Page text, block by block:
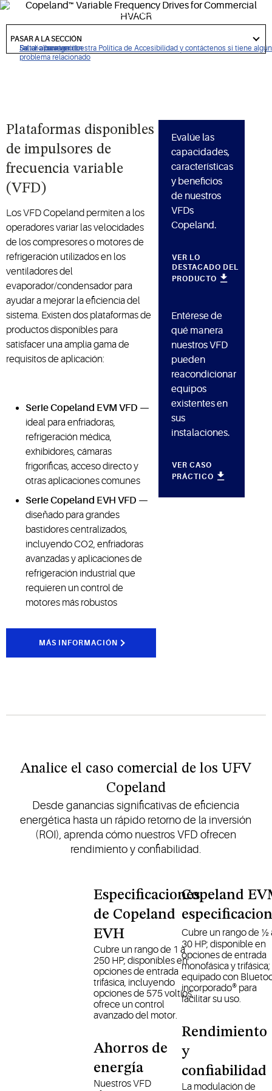
De clic para ver nuestra Política de Accesibilidad y contáctenos si tiene algún
problema relacionado
Saltar a navegación
Saltar al contenido
Saltar a buscar
Ofrece ahorros de energía significativos, control preciso de
temperatura y mayor fiabilidad para aplicaciones de
refrigeración.
to
section
PASAR A LA SECCIÓN
Plataformas disponibles
de impulsores de
frecuencia variable
(VFD)
Los VFD Copeland permiten a los
operadores variar las velocidades
de los compresores o motores de
refrigeración utilizados en los
ventiladores del
evaporador/condensador para
ayudar a mejorar la eficiencia del
sistema. Existen dos plataformas de
productos disponibles para
satisfacer una amplia gama de
requisitos de aplicación:
Serie Copeland EVM VFD —
ideal para enfriadoras,
refrigeración médica,
exhibidores, cámaras
frigoríficas, acceso directo y
otras aplicaciones comunes
Serie Copeland EVH VFD —
diseñado para grandes
bastidores centralizados,
incluyendo CO2, enfriadoras
avanzadas y aplicaciones de
refrigeración industrial que
requieren un control de
motores más robustos
MÁS INFORMACIÓN
Evalúe las
capacidades,
características
y beneficios
de nuestros
VFDs
Copeland.
VER LO
DESTACADO DEL
PRODUCTO
Entérese de
qué manera
nuestros VFD
pueden
reacondicionar
equipos
existentes en
sus
instalaciones.
VER CASO
PRÁCTICO
Analice el caso comercial de los UFV
Copeland
Desde ganancias significativas de eficiencia
energética hasta un rápido retorno de la inversión
(ROI), aprenda cómo nuestros VFD ofrecen
rendimiento y confiabilidad.
Especificaciones
de Copeland
EVH
Cubre un rango de 1 a
250 HP; disponibles en
opciones de entrada
trifásica, incluyendo
opciones de 575 voltios;
ofrece un control
avanzado del motor.
Ahorros de
energía
Nuestros VFD
Copeland
Cubre un rango de ½
30 HP; disponible en
opciones de entrada
monofásica y trifásica;
equipado con
incorporado® para
facilitar su uso.
Rendimiento
y
confiabilidad
La modulación de